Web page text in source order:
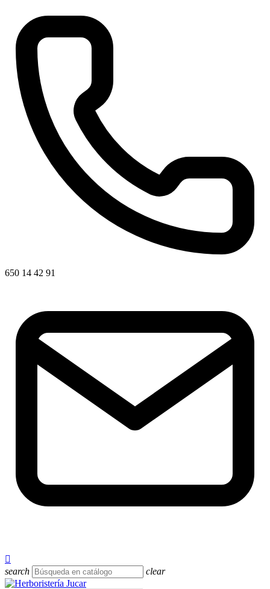
650 14 42 91

search
clear